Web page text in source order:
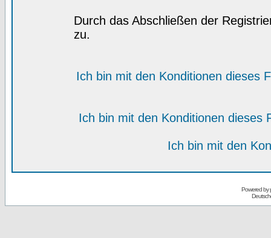
Durch das Abschließen der
zu.
Ich bin mit den Konditionen dieses
Ich bin mit den Konditionen dieses
Ich bin mit den
Powered by